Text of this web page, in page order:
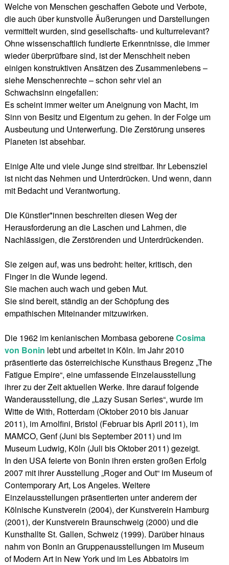
Welche von Menschen geschaffen Gebote und Verbote,
die auch über kunstvolle Äußerungen und Darstellungen
vermittelt wurden, sind gesellschafts- und kulturrelevant?
Ohne wissenschaftlich fundierte Erkenntnisse, die immer
wieder überprüfbare sind, ist der Menschheit neben
einigen konstruktiven Ansätzen des Zusammenlebens –
siehe Menschenrechte – schon sehr viel an
Schwachsinn eingefallen:
Es scheint immer weiter um Aneignung von Macht, im
Sinn von Besitz und Eigentum zu gehen. In der Folge um
Ausbeutung und Unterwerfung. Die Zerstörung unseres
Planeten ist absehbar.
Einige Alte und viele Junge sind streitbar. Ihr Lebensziel
ist nicht das Nehmen und Unterdrücken. Und wenn, dann
mit Bedacht und Verantwortung.
Die Künstler*innen beschreiten diesen Weg der
Herausforderung an die Laschen und Lahmen, die
Nachlässigen, die Zerstörenden und Unterdrückenden.
Sie zeigen auf, was uns bedroht: heiter, kritisch, den
Finger in die Wunde legend.
Sie machen auch wach und geben Mut.
Sie sind bereit, ständig an der Schöpfung des
empathischen Miteinander mitzuwirken.
Die 1962 im kenianischen Mombasa geboreneCosima
von Bonin lebt und arbeitet in Köln. Im Jahr 2010
präsentierte das österreichische Kunsthaus Bregenz „The
Fatigue Empire“, eine umfassende Einzelausstellung
ihrer zu der Zeit aktuellen Werke. Ihre darauf folgende
Wanderausstellung, die „Lazy Susan Series“, wurde im
Witte de With, Rotterdam (Oktober 2010 bis Januar
2011), im Arnolfini, Bristol (Februar bis April 2011), im
MAMCO, Genf (Juni bis September 2011) und im
Museum Ludwig, Köln (Juli bis Oktober 2011) gezeigt.
In den USA feierte von Bonin ihren ersten großen Erfolg
2007 mit ihrer Ausstellung „Roger and Out“ im Museum of
Contemporary Art, Los Angeles. Weitere
Einzelausstellungen präsentierten unter anderem der
Kölnische Kunstverein (2004), der Kunstverein Hamburg
(2001), der Kunstverein Braunschweig (2000) und die
Kunsthallte St. Gallen, Schweiz (1999). Darüber hinaus
nahm von Bonin an Gruppenausstellungen im Museum
of Modern Art in New York und im Les Abbatoirs im